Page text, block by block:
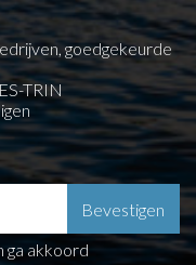
goedgekeurde
TRIN
ga akkoord